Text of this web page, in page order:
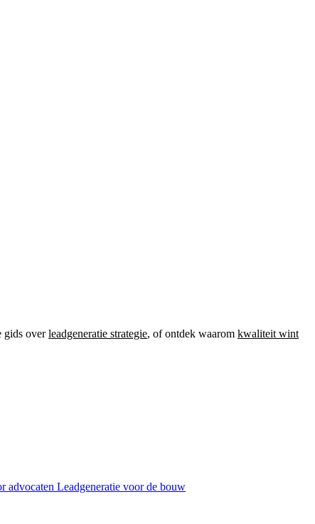
gids overleadgeneratie strategie, of ontdek waarom kwaliteit wint
advocaten Leadgeneratie voor de bouw